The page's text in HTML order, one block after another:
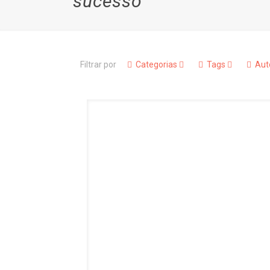
Filtrar por Categorias Tags